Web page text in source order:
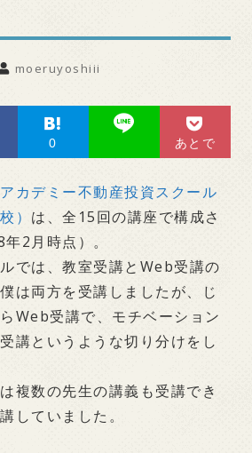
moeruyoshiii
0 あとで
カデミー不動産投資スクール
） は、全15回の講座で構成さ
2月時点）。
では、教室受講とWeb受講の
は両方を受講しましたが、じ
Web受講で、モチベーション
講というような切り分けをし
複数の先生の講義も受講でき
していました。